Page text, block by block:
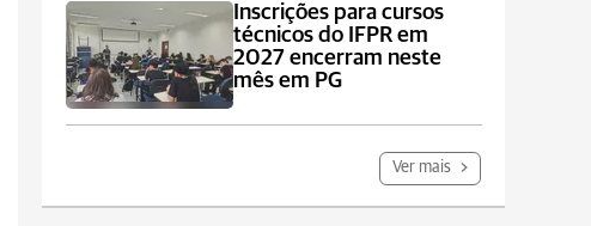
Inscrições para cursos
técnicos do IFPR em
2027 encerram neste
mês em PG
Ver mais